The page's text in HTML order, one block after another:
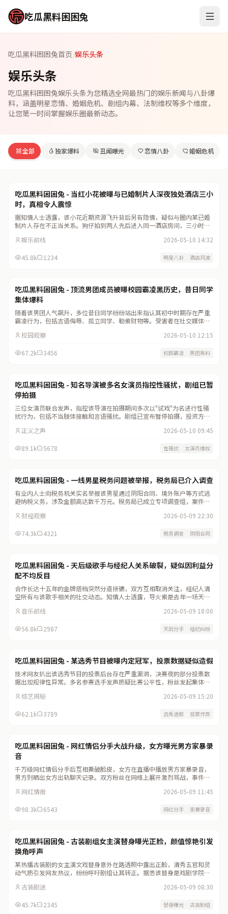
吃瓜黑料困困兔
吃瓜黑料困困兔首页/娱乐头条
娱乐头条
吃瓜黑料困困兔娱乐头条为您精选全网最热门的娱乐新闻与八卦爆
料，涵盖明星恋情、婚姻危机、剧组内幕、法制维权等多个维度，
让您第一时间掌握娱乐圈最新动态。
全部 独家爆料 丑闻曝光 恋情八卦 婚姻危机
独家爆料 892
吃瓜黑料困困兔 - 当红小花被曝与已婚制片人深夜独处酒店三小
时，真相令人震惊
据知情人士透露，该小花近期资源飞升背后另有隐情，疑似与圈内某已婚
制片人存在不正当关系。狗仔拍到两人先后进入同一酒店房间，三小时后
娱乐前线 2026-05-10 14:32
45.8k 1234 明星八卦 酒店风波
黑料曝光 965
吃瓜黑料困困兔 - 顶流男团成员被曝校园霸凌黑历史，昔日同学
集体爆料
随着该男团人气飙升，多位昔日同学纷纷站出来指认其初中时期存在严重
霸凌行为，包括言语侮辱、孤立同学、勒索财物等。受害者在社交媒体发
校园观察 2026-05-10 12:15
67.2k 3456 校园霸凌 男团黑料
法制维权 999
吃瓜黑料困困兔 - 知名导演被多名女演员指控性骚扰，剧组已暂
停拍摄
三位女演员联合发声，指控该导演在拍摄期间多次以"试戏"为名进行性骚
扰行为，包括不当肢体接触和言语骚扰。剧组已宣布暂停拍摄，投资方正
正义之声 2026-05-10 09:45
89.1k 5678 性骚扰 女演员维权
法制维权 923
吃瓜黑料困困兔 - 一线男星税务问题被举报，税务局已介入调查
有业内人士向税务机关实名举报该男星通过阴阳合同、境外账户等方式逃
避纳税义务，涉及金额高达数千万元。税务局已成立专项调查组，案件正
财经观察 2026-05-09 22:30
74.3k 4321 税务调查 阴阳合同
圈内纷争 845
吃瓜黑料困困兔 - 天后级歌手与经纪人关系破裂，疑似因利益分
配不均反目
合作长达十五年的金牌搭档突然分道扬镳，双方互相取消关注，经纪人清
空所有与该歌手相关的社交动态。知情人士透露，导火索是去年一场天价
音乐前线 2026-05-09 18:00
56.8k 2987 天后分手 经纪纠纷
选秀内幕 901
吃瓜黑料困困兔 - 某选秀节目被曝内定冠军，投票数据疑似造假
技术网友扒出该选秀节目的投票后台存在严重漏洞，决赛夜的部分投票数
据出现规律性异常。多名参赛选手发声质疑比赛公平性，粉丝发起集体维
综艺揭秘 2026-05-09 15:20
62.1k 3789 选秀造假 投票作弊
网红八卦 978
吃瓜黑料困困兔 - 网红情侣分手大战升级，女方曝光男方家暴录
音
千万级网红情侣分手后互相撕破脸皮，女方在直播中播放男方家暴录音，
男方则晒出女方出轨聊天记录。双方粉丝在网络上展开激烈骂战，事件持
网红情报 2026-05-09 11:45
98.3k 6543 网红分手 家暴录音
片场趣闻 812
吃瓜黑料困困兔 - 古装剧组女主演替身曝光正脸，颜值惊艳引发
换角呼声
某热播古装剧的女主演文戏替身意外在路透照中露出正脸，清秀五官和灵
动气质引发网友热议，纷纷呼吁剧组让其转正。据悉该替身是戏剧学院科
古装剧迷 2026-05-09 08:30
45.7k 2345 替身曝光 古装剧组